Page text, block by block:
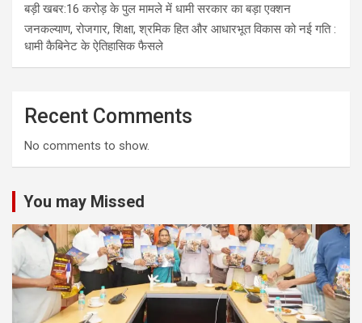
बड़ी खबर:16 करोड़ के पुल मामले में धामी सरकार का बड़ा एक्शन
जनकल्याण, रोजगार, शिक्षा, श्रमिक हित और आधारभूत विकास को नई गति :
धामी कैबिनेट के ऐतिहासिक फैसले
Recent Comments
No comments to show.
You may Missed